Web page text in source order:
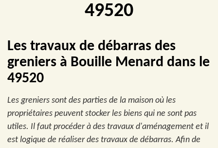
49520
Les travaux de débarras des
greniers à Bouille Menard dans le
49520
Les greniers sont des parties de la maison où les
propriétaires peuvent stocker les biens qui ne sont pas
utiles. Il faut procéder à des travaux d'aménagement et il
est logique de réaliser des travaux de débarras. Afin de